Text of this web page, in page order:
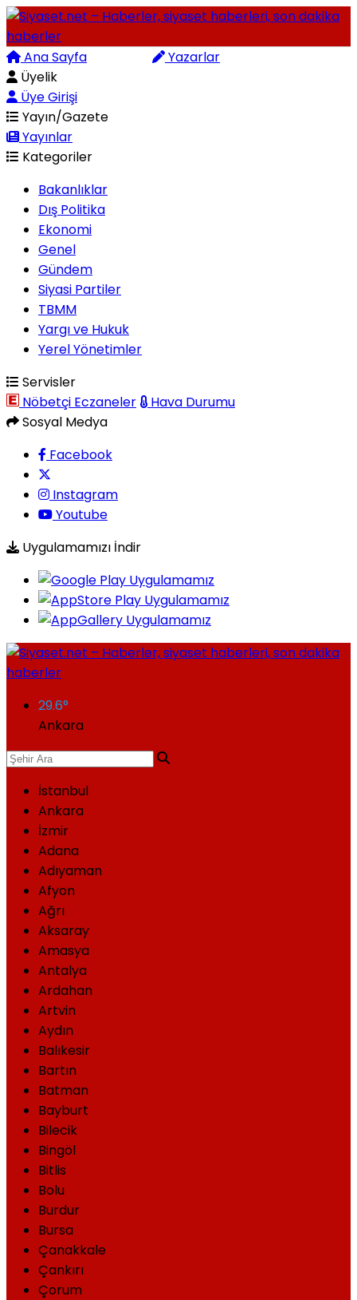
Ana Sayfa
Yazarlar
Üyelik
Üye Girişi
Yayın/Gazete
Yayınlar
Kategoriler
Bakanlıklar
Dış Politika
Ekonomi
Genel
Gündem
Siyasi Partiler
TBMM
Yargı ve Hukuk
Yerel Yönetimler
Servisler
Nöbetçi Eczaneler
Hava Durumu
Sosyal Medya
Facebook
Instagram
Youtube
Uygulamamızı İndir
29.6°
Ankara
İstanbul
Ankara
İzmir
Adana
Adıyaman
Afyon
Ağrı
Aksaray
Amasya
Antalya
Ardahan
Artvin
Aydın
Balıkesir
Bartın
Batman
Bayburt
Bilecik
Bingöl
Bitlis
Bolu
Burdur
Bursa
Çanakkale
Çankırı
Çorum